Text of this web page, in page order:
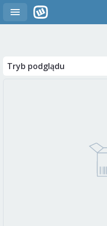
Tryb podglądu